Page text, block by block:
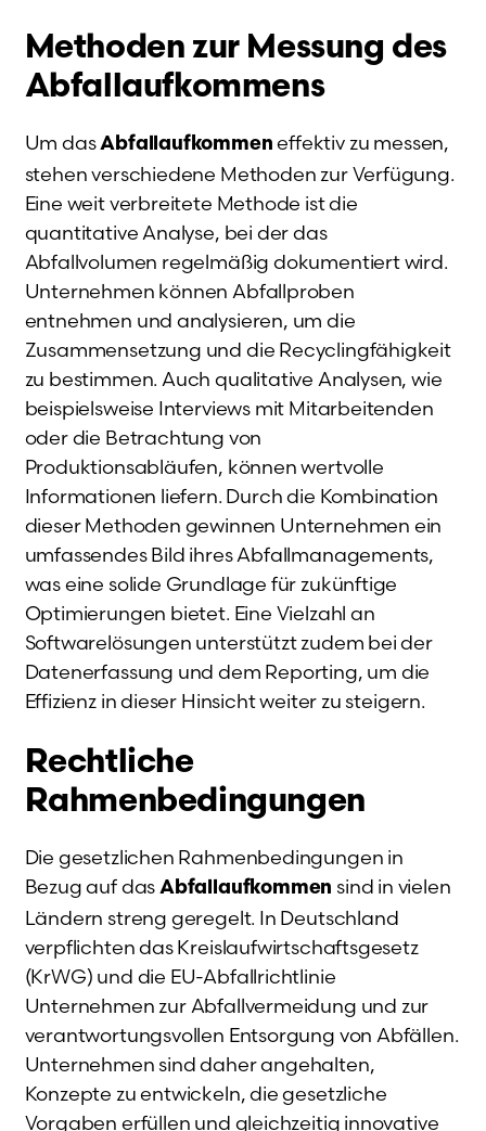
Methoden zur Messung des
Abfallaufkommens
Um dasAbfallaufkommen effektiv zu messen,
stehen verschiedene Methoden zur Verfügung.
Eine weit verbreitete Methode ist die
quantitative Analyse, bei der das
Abfallvolumen regelmäßig dokumentiert wird.
Unternehmen können Abfallproben
entnehmen und analysieren, um die
Zusammensetzung und die Recyclingfähigkeit
zu bestimmen. Auch qualitative Analysen, wie
beispielsweise Interviews mit Mitarbeitenden
oder die Betrachtung von
Produktionsabläufen, können wertvolle
Informationen liefern. Durch die Kombination
dieser Methoden gewinnen Unternehmen ein
umfassendes Bild ihres Abfallmanagements,
was eine solide Grundlage für zukünftige
Optimierungen bietet. Eine Vielzahl an
Softwarelösungen unterstützt zudem bei der
Datenerfassung und dem Reporting, um die
Effizienz in dieser Hinsicht weiter zu steigern.
Rechtliche
Rahmenbedingungen
Die gesetzlichen Rahmenbedingungen in
Bezug auf das Abfallaufkommen sind in vielen
Ländern streng geregelt. In Deutschland
verpflichten das Kreislaufwirtschaftsgesetz
(KrWG) und die EU-Abfallrichtlinie
Unternehmen zur Abfallvermeidung und zur
verantwortungsvollen Entsorgung von Abfällen.
Unternehmen sind daher angehalten,
Konzepte zu entwickeln, die gesetzliche
Vorgaben erfüllen und gleichzeitig innovative